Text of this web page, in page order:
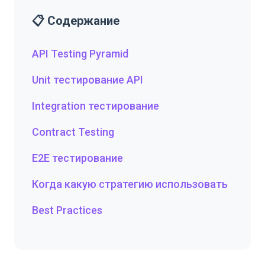
📋 Содержание
API Testing Pyramid
Unit тестирование API
Integration тестирование
Contract Testing
E2E тестирование
Когда какую стратегию использовать
Best Practices